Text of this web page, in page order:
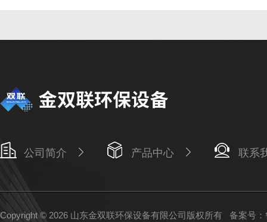
公司简介 产品中心 联系
Copyright © 2026 山东金双联环保设备有限公司版权所有 备案号